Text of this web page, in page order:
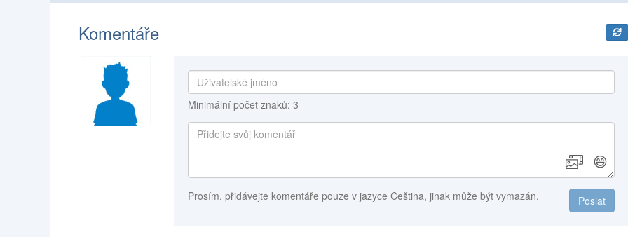
Komentáře
Minimální počet znaků: 3
😄
Poslat
Prosím, přidávejte komentáře pouze v jazyce Čeština, jinak může být vymazán.